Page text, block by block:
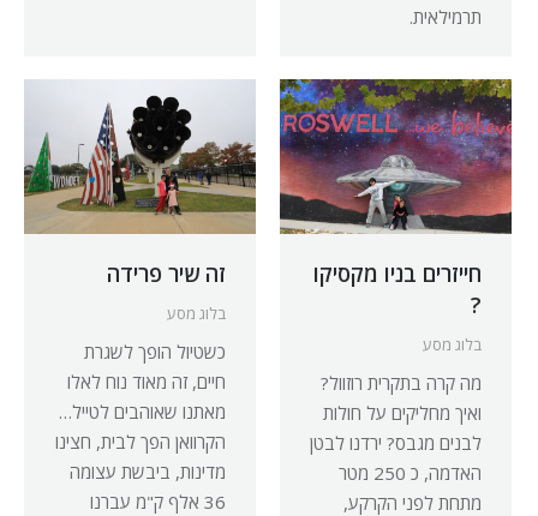
תרמילאית.
זה שיר פרידה
בלוג מסע
כשטיול הופך לשגרת
חיים, זה מאוד נוח לאלו
מאתנו שאוהבים לטייל…
הקרוואן הפך לבית, חצינו
מדינות, ביבשת עצומה
36 אלף ק"מ עברנו
חייזרים בניו מקסיקו
?
בלוג מסע
מה קרה בתקרית רוזוול?
ואיך מחליקים על חולות
לבנים מגבס? ירדנו לבטן
האדמה, כ 250 מטר
מתחת לפני הקרקע,